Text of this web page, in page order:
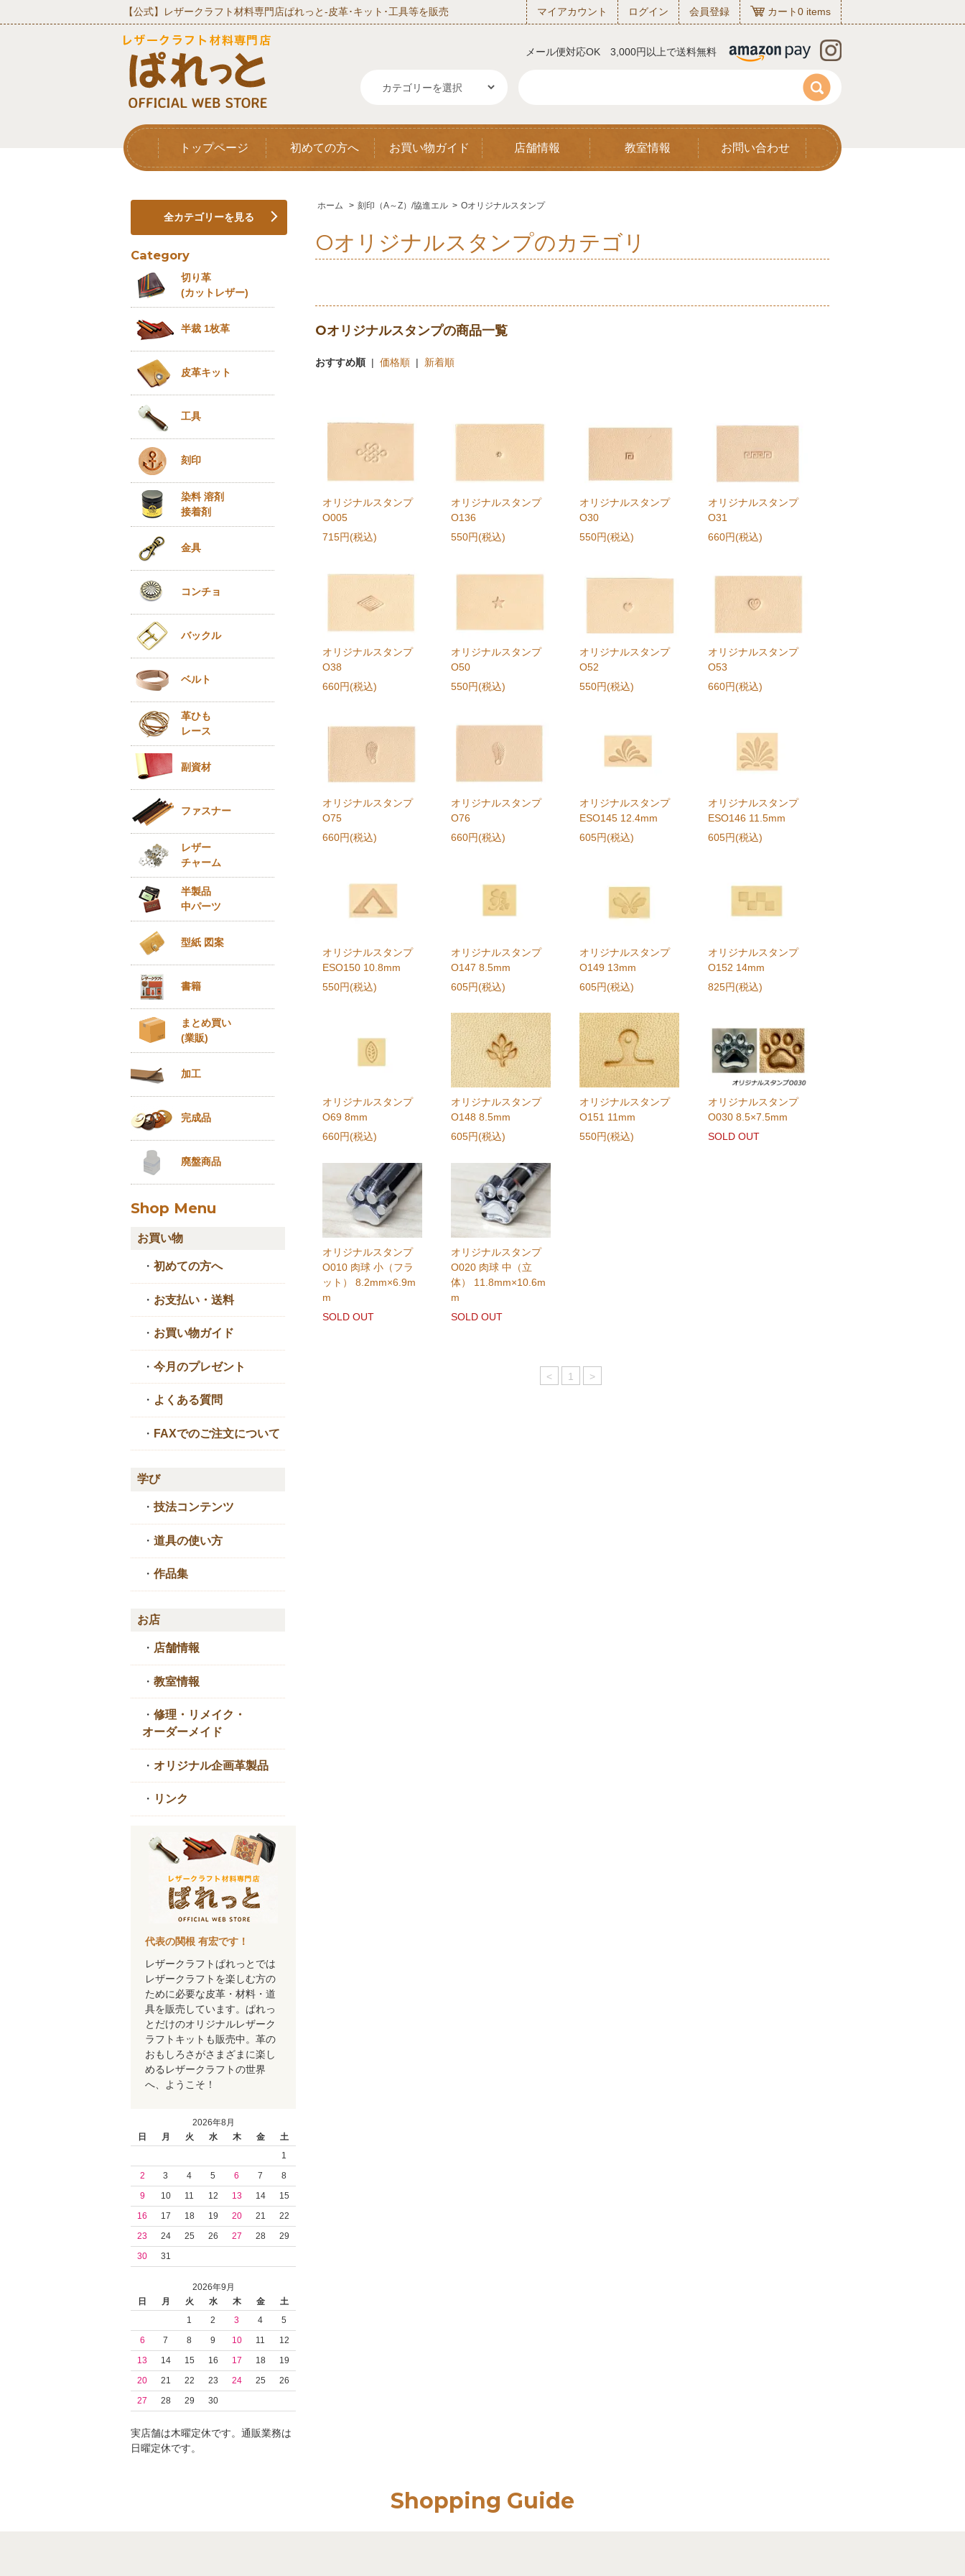
【公式】レザークラフト材料専門店ぱれっと‐皮革･キット･工具等を販売 マイアカウント ログイン 会員登録 カート0 items
メール便対応OK 3,000円以上で送料無料
トップページ 初めての方へ お買い物ガイド 店舗情報 教室情報 お問い合わせ
ホーム > 刻印（A～Z）/協進エル > Oオリジナルスタンプ
Oオリジナルスタンプのカテゴリ
Oオリジナルスタンプの商品一覧
おすすめ順 |価格順 | 新着順
オリジナルスタンプ
O005
715円(税込)
オリジナルスタンプ
O136
550円(税込)
オリジナルスタンプ
O30
550円(税込)
オリジナルスタンプ
O31
660円(税込)
オリジナルスタンプ
O38
660円(税込)
オリジナルスタンプ
O50
550円(税込)
オリジナルスタンプ
O52
550円(税込)
オリジナルスタンプ
O53
660円(税込)
オリジナルスタンプ
O75
660円(税込)
オリジナルスタンプ
O76
660円(税込)
オリジナルスタンプ
ESO145 12.4mm
605円(税込)
オリジナルスタンプ
ESO146 11.5mm
605円(税込)
オリジナルスタンプ
ESO150 10.8mm
550円(税込)
オリジナルスタンプ
O147 8.5mm
605円(税込)
オリジナルスタンプ
O149 13mm
605円(税込)
オリジナルスタンプ
O152 14mm
825円(税込)
オリジナルスタンプ
O69 8mm
660円(税込)
オリジナルスタンプ
O148 8.5mm
605円(税込)
オリジナルスタンプ
O151 11mm
550円(税込)
オリジナルスタンプ
O030 8.5×7.5mm
SOLD OUT
オリジナルスタンプ
O010 肉球 小（フラ
ット） 8.2mm×6.9m
m
SOLD OUT
オリジナルスタンプ
O020 肉球 中（立
体） 11.8mm×10.6m
m
SOLD OUT
< 1 >
全カテゴリーを見る
Category
切り革
(カットレザー)
半裁 1枚革
皮革キット
工具
刻印
染料 溶剤
接着剤
金具
コンチョ
バックル
ベルト
革ひも
レース
副資材
ファスナー
レザー
チャーム
半製品
中パーツ
型紙 図案
書籍
まとめ買い
(業販)
加工
完成品
廃盤商品
Shop Menu
お買い物
・ 初めての方へ
・ お支払い・送料
・ お買い物ガイド
・ 今月のプレゼント
・ よくある質問
・ FAXでのご注文について
学び
・ 技法コンテンツ
・ 道具の使い方
・ 作品集
お店
・ 店舗情報
・ 教室情報
・ 修理・リメイク・
オーダーメイド
・ オリジナル企画革製品
・ リンク
代表の関根 有宏です！
レザークラフトぱれっとでは
レザークラフトを楽しむ方の
ために必要な皮革・材料・道
具を販売しています。ぱれっ
とだけのオリジナルレザーク
ラフトキットも販売中。革の
おもしろさがさまざまに楽し
めるレザークラフトの世界
へ、ようこそ！
2026年8月
日
月 火 水 木 金
土
1
2
3 4 5 6 7
8
9
10 11 12 13 14
15
16
17 18 19 20 21
22
23
24 25 26 27 28
29
30
31
2026年9月
日
月 火 水 木 金
土
1
2 3 4
5
6
7 8 9 10 11
12
13
14 15 16 17 18
19
20
21 22 23 24 25
26
27
28 29 30
実店舗は木曜定休です。通販業務は
日曜定休です。
Shopping Guide